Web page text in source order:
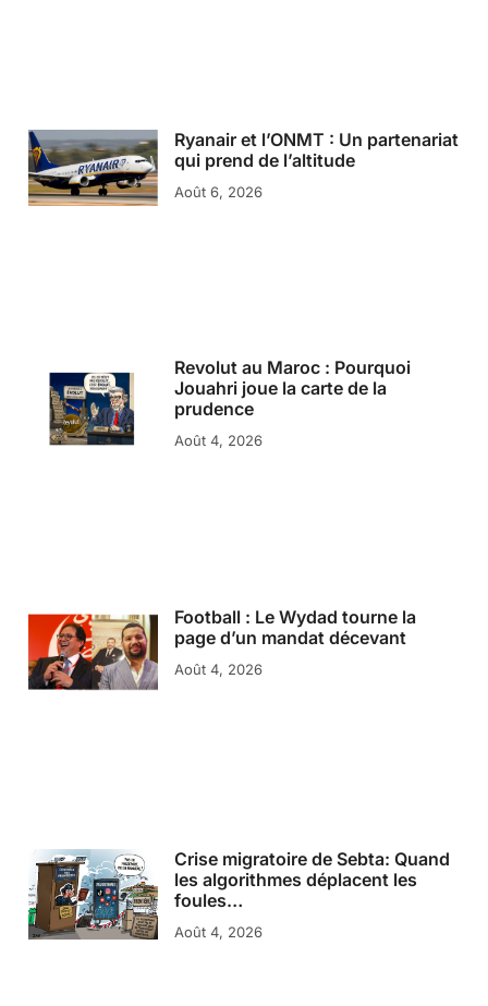
Ryanair et l’ONMT : Un partenariat
qui prend de l’altitude
Août 6, 2026
Revolut au Maroc : Pourquoi
Jouahri joue la carte de la
prudence
Août 4, 2026
Football : Le Wydad tourne la
page d’un mandat décevant
Août 4, 2026
Crise migratoire de Sebta: Quand
les algorithmes déplacent les
foules…
Août 4, 2026